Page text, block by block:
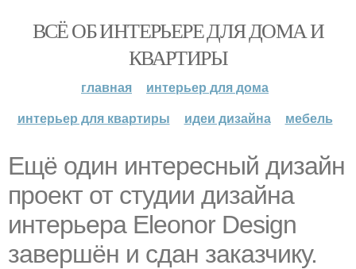
ВСЁ ОБ ИНТЕРЬЕРЕ ДЛЯ ДОМА И
КВАРТИРЫ
главная
интерьер для дома
интерьер для квартиры
идеи дизайна мебель
Ещё один интересный дизайн
проект от студии дизайна
интерьера Eleonor Design
завершён и сдан заказчику.